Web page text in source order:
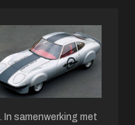
samenwerking met